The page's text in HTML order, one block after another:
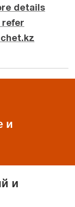
details
refer
и
и